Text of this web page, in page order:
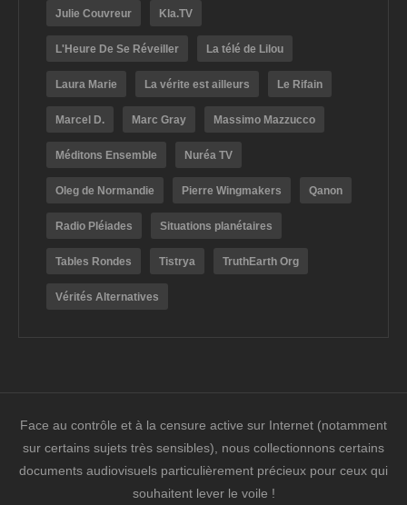
Julie Couvreur Kla.TV
L'Heure De Se Réveiller La télé de Lilou
Laura Marie La vérite est ailleurs Le Rifain
Marcel D. Marc Gray Massimo Mazzucco
Méditons Ensemble Nuréa TV
Oleg de Normandie Pierre Wingmakers Qanon
Radio Pléiades Situations planétaires
Tables Rondes Tistrya TruthEarth Org
Vérités Alternatives
Face au contrôle et à la censure active sur Internet (notamment
sur certains sujets très sensibles), nous collectionnons certains
documents audiovisuels particulièrement précieux pour ceux qui
souhaitent lever le voile !